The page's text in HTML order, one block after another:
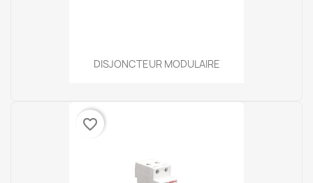
DISJONCTEUR MODULAIRE
favorite_border